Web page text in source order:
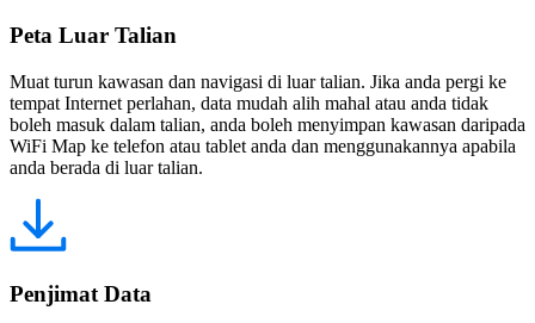
Peta Luar Talian
Muat turun kawasan dan navigasi di luar talian. Jika anda pergi ke
tempat Internet perlahan, data mudah alih mahal atau anda tidak
boleh masuk dalam talian, anda boleh menyimpan kawasan daripada
WiFi Map ke telefon atau tablet anda dan menggunakannya apabila
anda berada di luar talian.
Penjimat Data